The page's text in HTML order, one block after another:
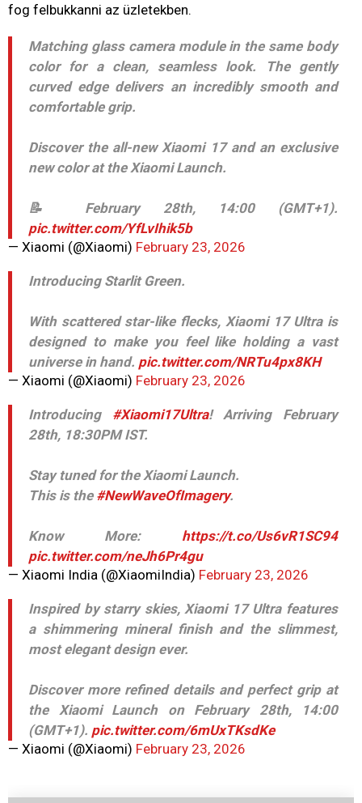
fog felbukkanni az üzletekben.
Matching glass camera module in the same body
color for a clean, seamless look. The gently
curved edge delivers an incredibly smooth and
comfortable grip.
Discover the all-new Xiaomi 17 and an exclusive
new color at the Xiaomi Launch.
📝 February 28th, 14:00 (GMT+1).
pic.twitter.com/YfLvIhik5b
— Xiaomi (@Xiaomi) February 23, 2026
Introducing Starlit Green.
With scattered star-like flecks, Xiaomi 17 Ultra is
designed to make you feel like holding a vast
universe in hand. pic.twitter.com/NRTu4px8KH
— Xiaomi (@Xiaomi) February 23, 2026
Introducing #Xiaomi17Ultra! Arriving February
28th, 18:30PM IST.
Stay tuned for the Xiaomi Launch.
This is the #NewWaveOfImagery.
Know More: https://t.co/Us6vR1SC94
pic.twitter.com/neJh6Pr4gu
— Xiaomi India (@XiaomiIndia) February 23, 2026
Inspired by starry skies, Xiaomi 17 Ultra features
a shimmering mineral finish and the slimmest,
most elegant design ever.
Discover more refined details and perfect grip at
the Xiaomi Launch on February 28th, 14:00
(GMT+1). pic.twitter.com/6mUxTKsdKe
— Xiaomi (@Xiaomi) February 23, 2026